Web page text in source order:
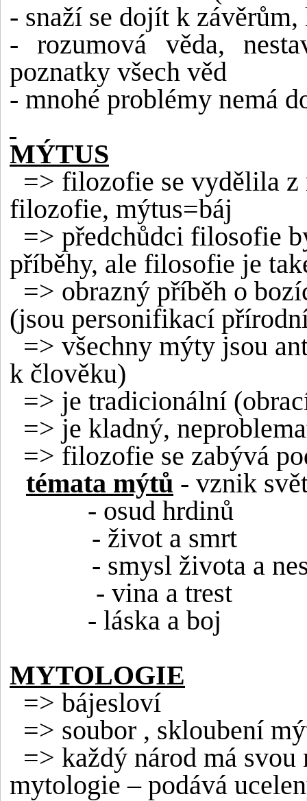
- snaží se dojít k závěrům,
- rozumová věda,
poznatky všech věd
- mnohé problémy nemá
MÝTUS
=> filozofie se vydělila z
filozofie, mýtus=báj
=> předchůdci filosofie
příběhy, ale filosofie je
=> obrazný příběh o
(jsou personifikací
=> všechny mýty jsou
k člověku)
=> je tradicionální
=> je kladný,
=> filozofie se zabývá
témata mýtů - vznik
- osud hrdinů
- život a smrt
- smysl života a
- vina a trest
- láska a boj
MYTOLOGIE
=> bájesloví
=> soubor , skloubení
=> každý národ má
mytologie – podává